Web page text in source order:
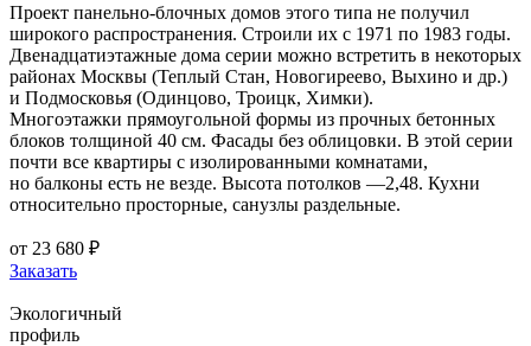
Проект панельно-блочных домов этого типа не получил
широкого распространения. Строили их с 1971 по 1983 годы.
Двенадцатиэтажные дома серии можно встретить в некоторых
районах Москвы (Теплый Стан, Новогиреево, Выхино и др.)
и Подмосковья (Одинцово, Троицк, Химки).
Многоэтажки прямоугольной формы из прочных бетонных
блоков толщиной 40 см. Фасады без облицовки. В этой серии
почти все квартиры с изолированными комнатами,
но балконы есть не везде. Высота потолков —2,48. Кухни
относительно просторные, санузлы раздельные.
от 23 680 ₽
Заказать
Экологичный
профиль